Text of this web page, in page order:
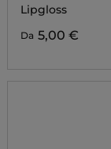
Lipgloss
Da 5,00 €